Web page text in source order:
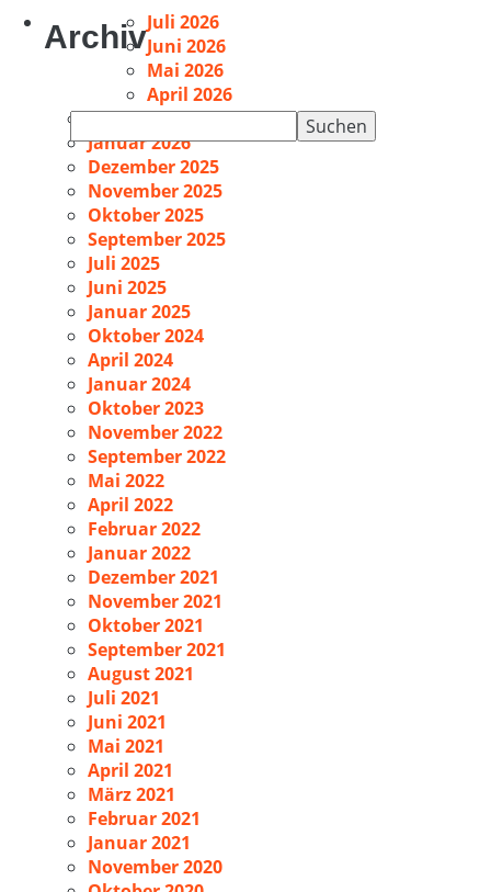
Suchen
nach:
ArchivJuli 2026
Juni 2026
Mai 2026
April 2026
Februar 2026
Januar 2026
Dezember 2025
November 2025
Oktober 2025
September 2025
Juli 2025
Juni 2025
Januar 2025
Oktober 2024
April 2024
Januar 2024
Oktober 2023
November 2022
September 2022
Mai 2022
April 2022
Februar 2022
Januar 2022
Dezember 2021
November 2021
Oktober 2021
September 2021
August 2021
Juli 2021
Juni 2021
Mai 2021
April 2021
März 2021
Februar 2021
Januar 2021
November 2020